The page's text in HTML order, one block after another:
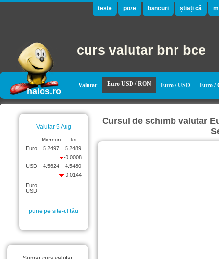
teste poze bancuri știați că
curs valutar bnr bce
haios.ro
Valutar Euro USD / RON Euro / USD Euro /
Cursul de schimb valutar
Valutar 5 Aug
Miercuri
Joi
Euro
5.2497
5.2489
-0.0008
USD
4.5624
4.5480
-0.0144
Euro
USD
pune pe site-ul tău